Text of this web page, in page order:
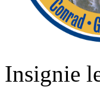
Insignie